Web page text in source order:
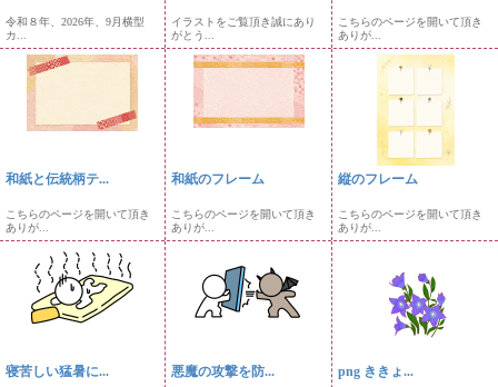
令和８年、2026年、9月横型
カ...
イラストをご覧頂き誠にあり
がとう...
こちらのページを開いて頂き
ありが...
和紙と伝統柄テ...
こちらのページを開いて頂き
ありが...
和紙のフレーム
こちらのページを開いて頂き
ありが...
縦のフレーム
こちらのページを開いて頂き
ありが...
寝苦しい猛暑に... 悪魔の攻撃を防... png ききょ...